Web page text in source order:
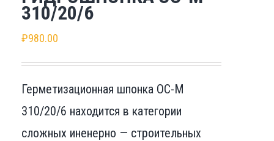
310/20/6
₽980.00
Герметизационная шпонка ОС-М
310/20/6 находится в категории
сложных иненерно — строительных